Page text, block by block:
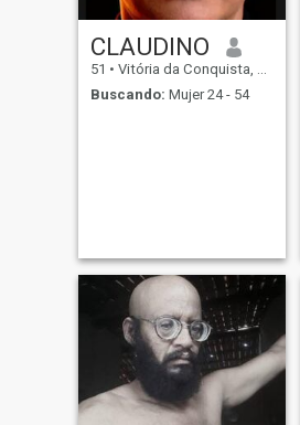
CLAUDINO
51 • Vitória da Conquista, Bahia, Brasil
Buscando: Mujer 24 - 54